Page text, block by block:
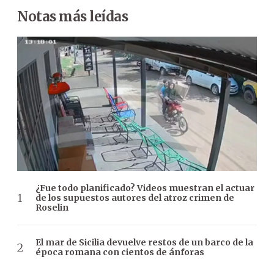
Notas más leídas
¿Fue todo planificado? Videos muestran el actuar
de los supuestos autores del atroz crimen de
Roselin
El mar de Sicilia devuelve restos de un barco de la
época romana con cientos de ánforas